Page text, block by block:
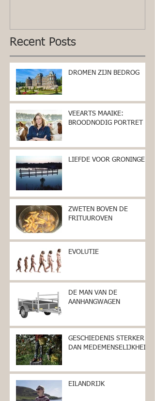
Recent Posts
DROMEN ZIJN BEDROG
VEEARTS MAAIKE:
BROODNODIG PORTRET
LIEFDE VOOR GRONINGEN
ZWETEN BOVEN DE
FRITUUROVEN
EVOLUTIE
DE MAN VAN DE
AANHANGWAGEN
GESCHIEDENIS STERKER
DAN MEDEMENSELIJKHEID
EILANDRIJK